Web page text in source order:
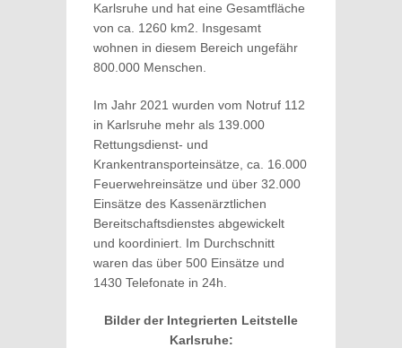
Karlsruhe und hat eine Gesamtfläche
von ca. 1260 km2. Insgesamt
wohnen in diesem Bereich ungefähr
800.000 Menschen.
Im Jahr 2021 wurden vom Notruf 112
in Karlsruhe mehr als 139.000
Rettungsdienst- und
Krankentransporteinsätze, ca. 16.000
Feuerwehreinsätze und über 32.000
Einsätze des Kassenärztlichen
Bereitschaftsdienstes abgewickelt
und koordiniert. Im Durchschnitt
waren das über 500 Einsätze und
1430 Telefonate in 24h.
Bilder der Integrierten Leitstelle
Karlsruhe: